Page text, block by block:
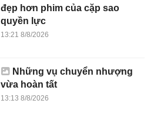
đẹp hơn phim của cặp sao
quyền lực
13:21 8/8/2026
Những vụ chuyển nhượng
vừa hoàn tất
13:13 8/8/2026